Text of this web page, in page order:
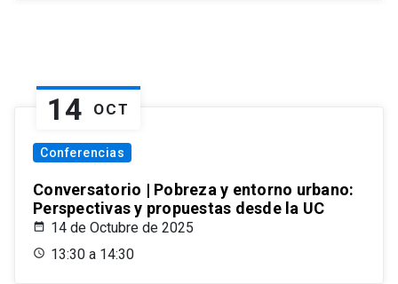
14 OCT
Conferencias
Conversatorio | Pobreza y entorno urbano:
Perspectivas y propuestas desde la UC
14 de Octubre de 2025
13:30 a 14:30